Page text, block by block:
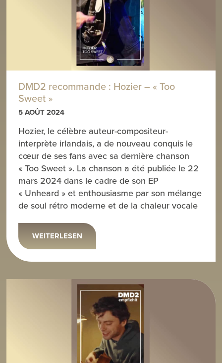
DMD2 recommande : Hozier – « Too
Sweet »
5 AOÛT 2024
Hozier, le célèbre auteur-compositeur-
interprète irlandais, a de nouveau conquis le
cœur de ses fans avec sa dernière chanson
« Too Sweet ». La chanson a été publiée le 22
mars 2024 dans le cadre de son EP
« Unheard » et enthousiasme par son mélange
de soul rétro moderne et de la chaleur vocale
WEITERLESEN